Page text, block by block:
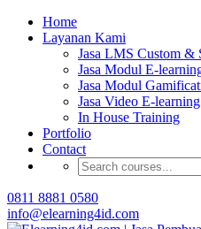
Home
Layanan Kami
Jasa LMS Custom &
Jasa Modul E-
Jasa Modul
Jasa Video E-learning
In House Training
Portfolio
Contact
0811 8881 0580
info@elearning4id.com
Buat Modul E-learning &
Menarik dengan
Hubungi Tim